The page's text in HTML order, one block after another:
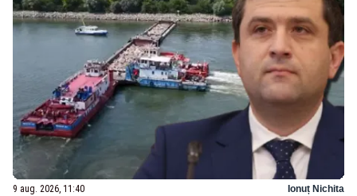
9 aug. 2026, 11:40 Ionuț Nichita